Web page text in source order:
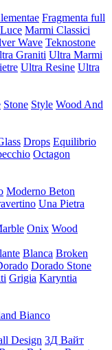
Fragmenta full
Luce Marmi Classici
Wave Teknostone
Graniti Ultra Marmi
Ultra Resine Ultra
Stone Style Wood And
Drops Equilibrio
Octagon
Moderno Beton
Una Pietra
Onix Wood
Blanca Broken
Dorado Stone
Grigia Karyntia
Bianco
Design 3Д Вайт